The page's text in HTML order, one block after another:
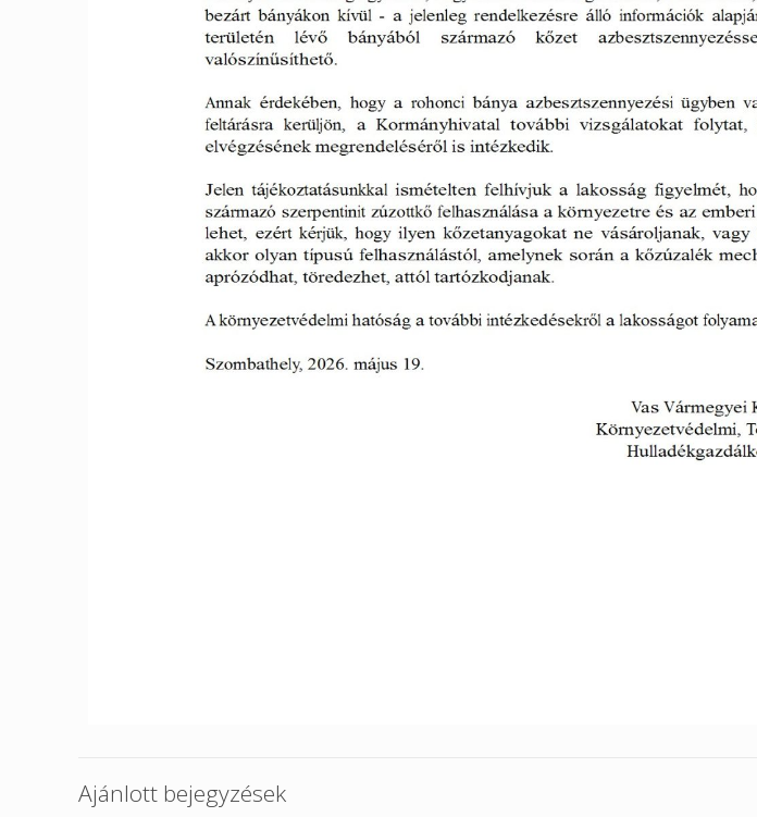
Ajánlott bejegyzések